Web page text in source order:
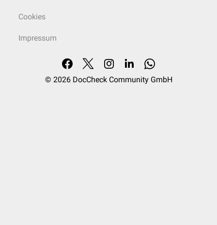
Cookies
Impressum
© 2026 DocCheck Community GmbH